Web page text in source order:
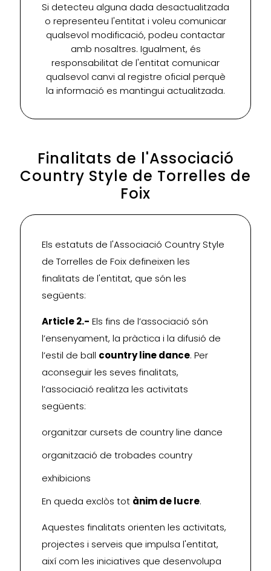
Si detecteu alguna dada desactualitzada
o representeu l'entitat i voleu comunicar
qualsevol modificació, podeu contactar
amb nosaltres. Igualment, és
responsabilitat de l'entitat comunicar
qualsevol canvi al registre oficial perquè
la informació es mantingui actualitzada.
Finalitats de l'Associació
Country Style de Torrelles de
Foix
Els estatuts de l'Associació Country Style
de Torrelles de Foix defineixen les
finalitats de l'entitat, que són les
següents:
Article 2.- Els fins de l’associació són
l’ensenyament, la pràctica i la difusió de
l’estil de ball country line dance. Per
aconseguir les seves finalitats,
l’associació realitza les activitats
següents:
organitzar cursets de country line dance
organització de trobades country
exhibicions
En queda exclòs tot ànim de lucre.
Aquestes finalitats orienten les activitats,
projectes i serveis que impulsa l'entitat,
així com les iniciatives que desenvolupa